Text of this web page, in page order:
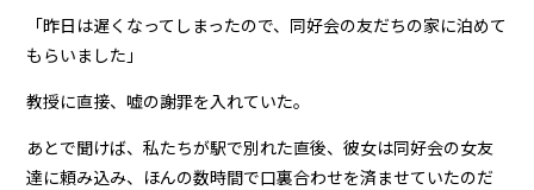
「昨日は遅くなってしまったので、同好会の友だちの家に泊めて
もらいました」
教授に直接、嘘の謝罪を入れていた。
あとで聞けば、私たちが駅で別れた直後、彼女は同好会の女友
達に頼み込み、ほんの数時間で口裏合わせを済ませていたのだ